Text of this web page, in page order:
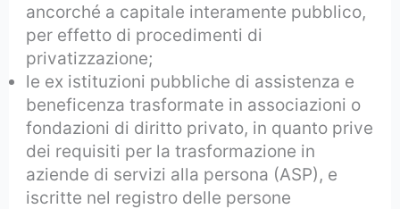
ancorché a capitale interamente pubblico,
per effetto di procedimenti di
privatizzazione;
le ex istituzioni pubbliche di assistenza e
beneficenza trasformate in associazioni o
fondazioni di diritto privato, in quanto prive
dei requisiti per la trasformazione in
aziende di servizi alla persona (ASP), e
iscritte nel registro delle persone